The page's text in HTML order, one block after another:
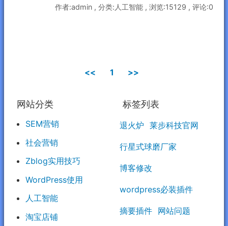
作者:admin , 分类:人工智能 , 浏览:15129 , 评论:0
<< 1 >>
网站分类
SEM营销
社会营销
Zblog实用技巧
WordPress使用
人工智能
淘宝店铺
标签列表
退火炉 莱步科技官网
行星式球磨厂家
博客修改
wordpress必装插件
摘要插件 网站问题